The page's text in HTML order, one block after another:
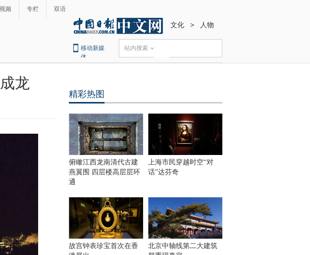
视频 专栏 双语
文化 > 人物
移动新媒
体
站内搜索
龙
精彩热图
俯瞰江西龙南清代古建
燕翼围 四层楼高层层环
通
上海市民穿越时空“对
话”达芬奇
故宫钟表珍宝首次在香
北京中轴线第二大建筑